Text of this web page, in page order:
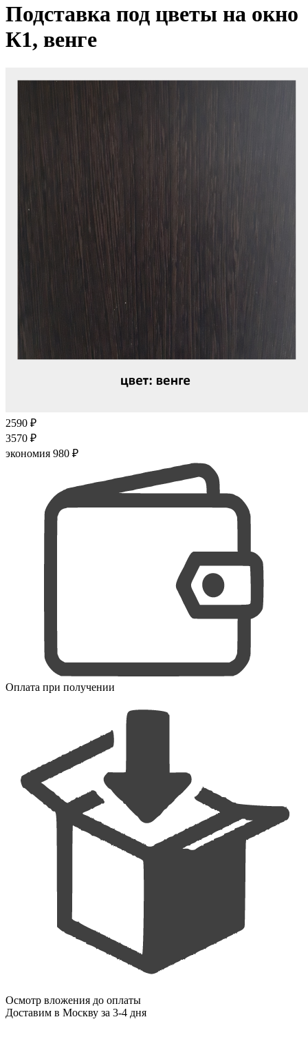
Подставка под цветы на окно
К1, венге
2590 ₽
3570 ₽
экономия 980 ₽
Оплата при получении
Осмотр вложения до оплаты
Доставим в Москву за 3-4 дня